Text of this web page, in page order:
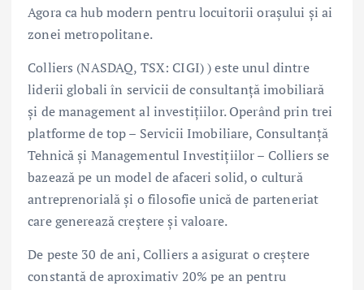
Agora ca hub modern pentru locuitorii orașului și ai
zonei metropolitane.
Colliers (NASDAQ, TSX: CIGI) ) este unul dintre
liderii globali în servicii de consultanță imobiliară
și de management al investițiilor. Operând prin trei
platforme de top – Servicii Imobiliare, Consultanță
Tehnică și Managementul Investițiilor – Colliers se
bazează pe un model de afaceri solid, o cultură
antreprenorială și o filosofie unică de parteneriat
care generează creștere și valoare.
De peste 30 de ani, Colliers a asigurat o creștere
constantă de aproximativ 20% pe an pentru